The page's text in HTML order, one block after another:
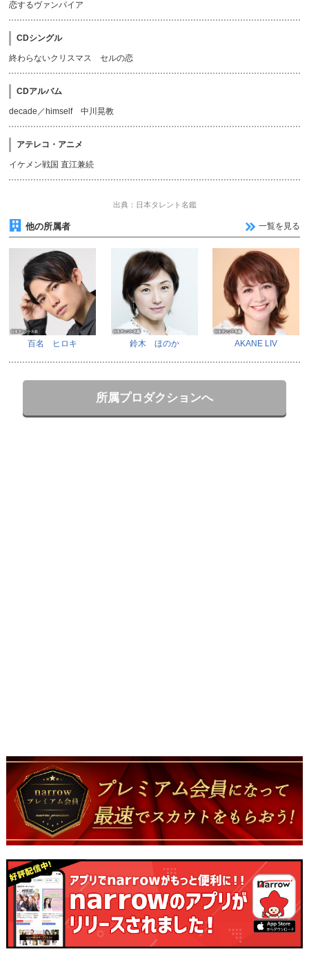
恋するヴァンパイア
CDシングル
終わらないクリスマス セルの恋
CDアルバム
decade／himself 中川晃教
アテレコ・アニメ
イケメン戦国 直江兼続
出典：日本タレント名鑑
他の所属者 一覧を見る
百名 ヒロキ 鈴木 ほのか AKANE LIV
所属プロダクションへ